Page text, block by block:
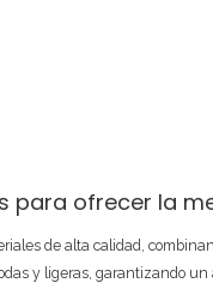
para ofrecer la
de alta calidad,
y ligeras, garantizando